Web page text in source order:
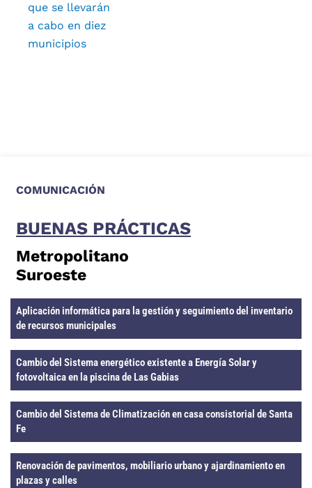
que se llevarán
a cabo en diez
municipios
COMUNICACIÓN
BUENAS PRÁCTICAS
Metropolitano
Suroeste
Aplicación informática para la gestión y seguimiento del inventario
de recursos municipales
Cambio del Sistema energético existente a Energía Solar y
fotovoltaica en la piscina de Las Gabias
Cambio del Sistema de Climatización en casa consistorial de Santa
Fe
Renovación de pavimentos, mobiliario urbano y ajardinamiento en
plazas y calles